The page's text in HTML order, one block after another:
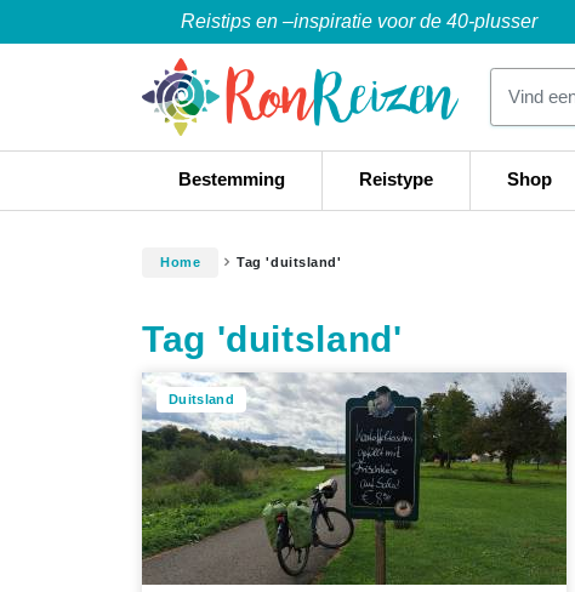
Reistips en –inspiratie voor de 40-plusser
Bestemming Reistype Shop
Home Tag 'duitsland'
Tag 'duitsland'
Duitsland